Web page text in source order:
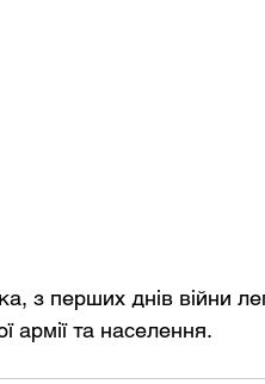
з перших днів війни
армії та населення.